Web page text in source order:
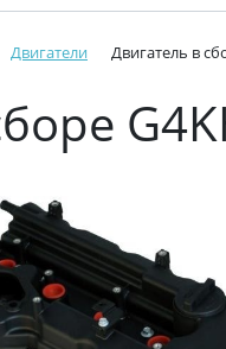
Двигатели Двигатель в